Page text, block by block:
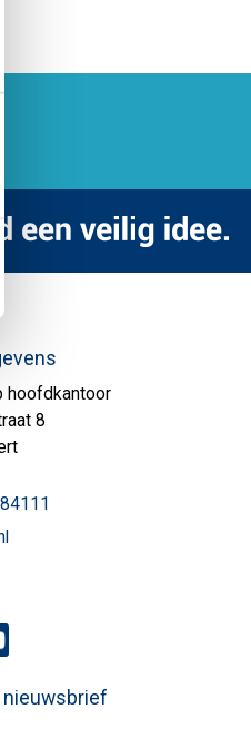
hoofdkantoor
8
nieuwsbrief